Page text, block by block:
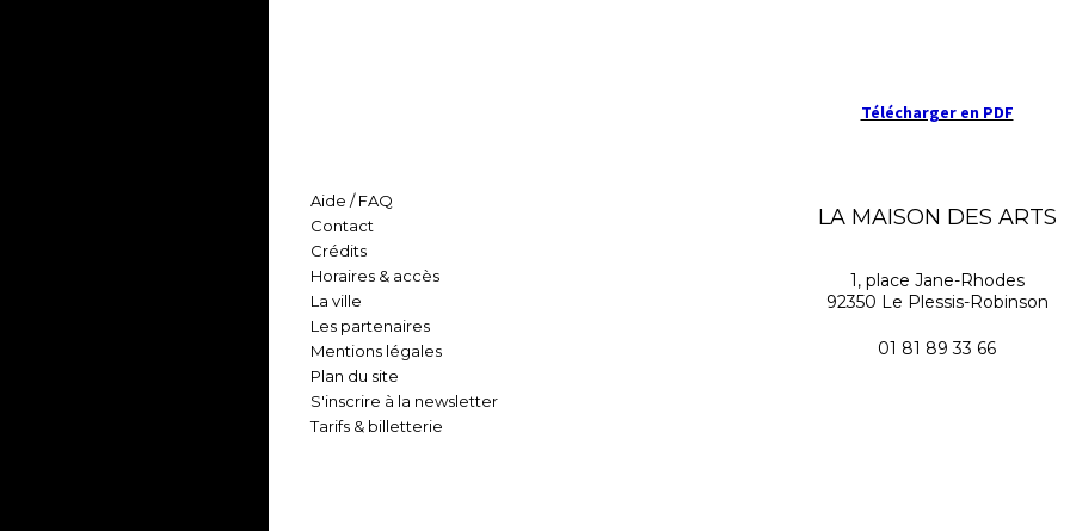
Télécharger en PDF
LA MAISON DES ARTS
1, place Jane-Rhodes
92350 Le Plessis-Robinson
01 81 89 33 66
Aide / FAQ
Contact
Crédits
Horaires & accès
La ville
Les partenaires
Mentions légales
Plan du site
S'inscrire à la newsletter
Tarifs & billetterie